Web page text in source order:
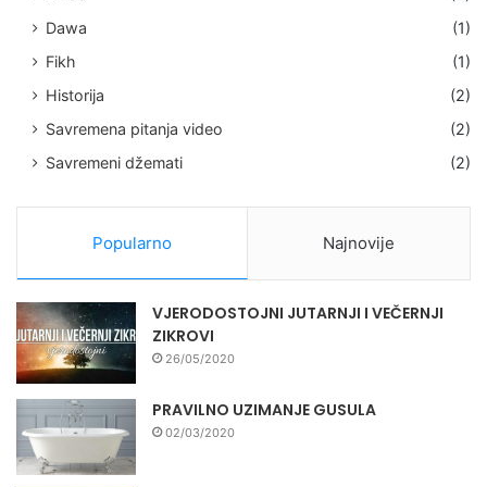
Dawa
(1)
Fikh
(1)
Historija
(2)
Savremena pitanja video
(2)
Savremeni džemati
(2)
Popularno Najnovije
VJERODOSTOJNI JUTARNJI I VEČERNJI
ZIKROVI
26/05/2020
PRAVILNO UZIMANJE GUSULA
02/03/2020